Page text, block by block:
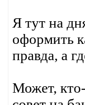
Я тут на
оформить
правда, а
Может,